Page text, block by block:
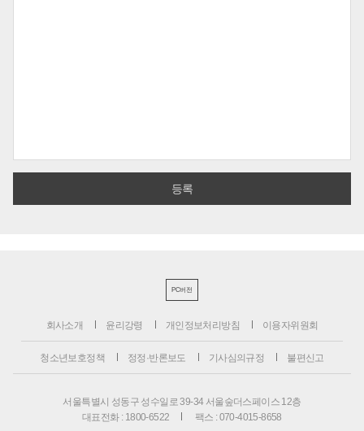
PC버전
회사소개 윤리강령 개인정보처리방침 이용자위원회
청소년보호정책 정정·반론보도 기사심의규정 불편신고
서울특별시 성동구 성수일로 39-34 서울숲더스페이스 12층
대표전화 : 1800-6522
팩스 : 070-4015-8658